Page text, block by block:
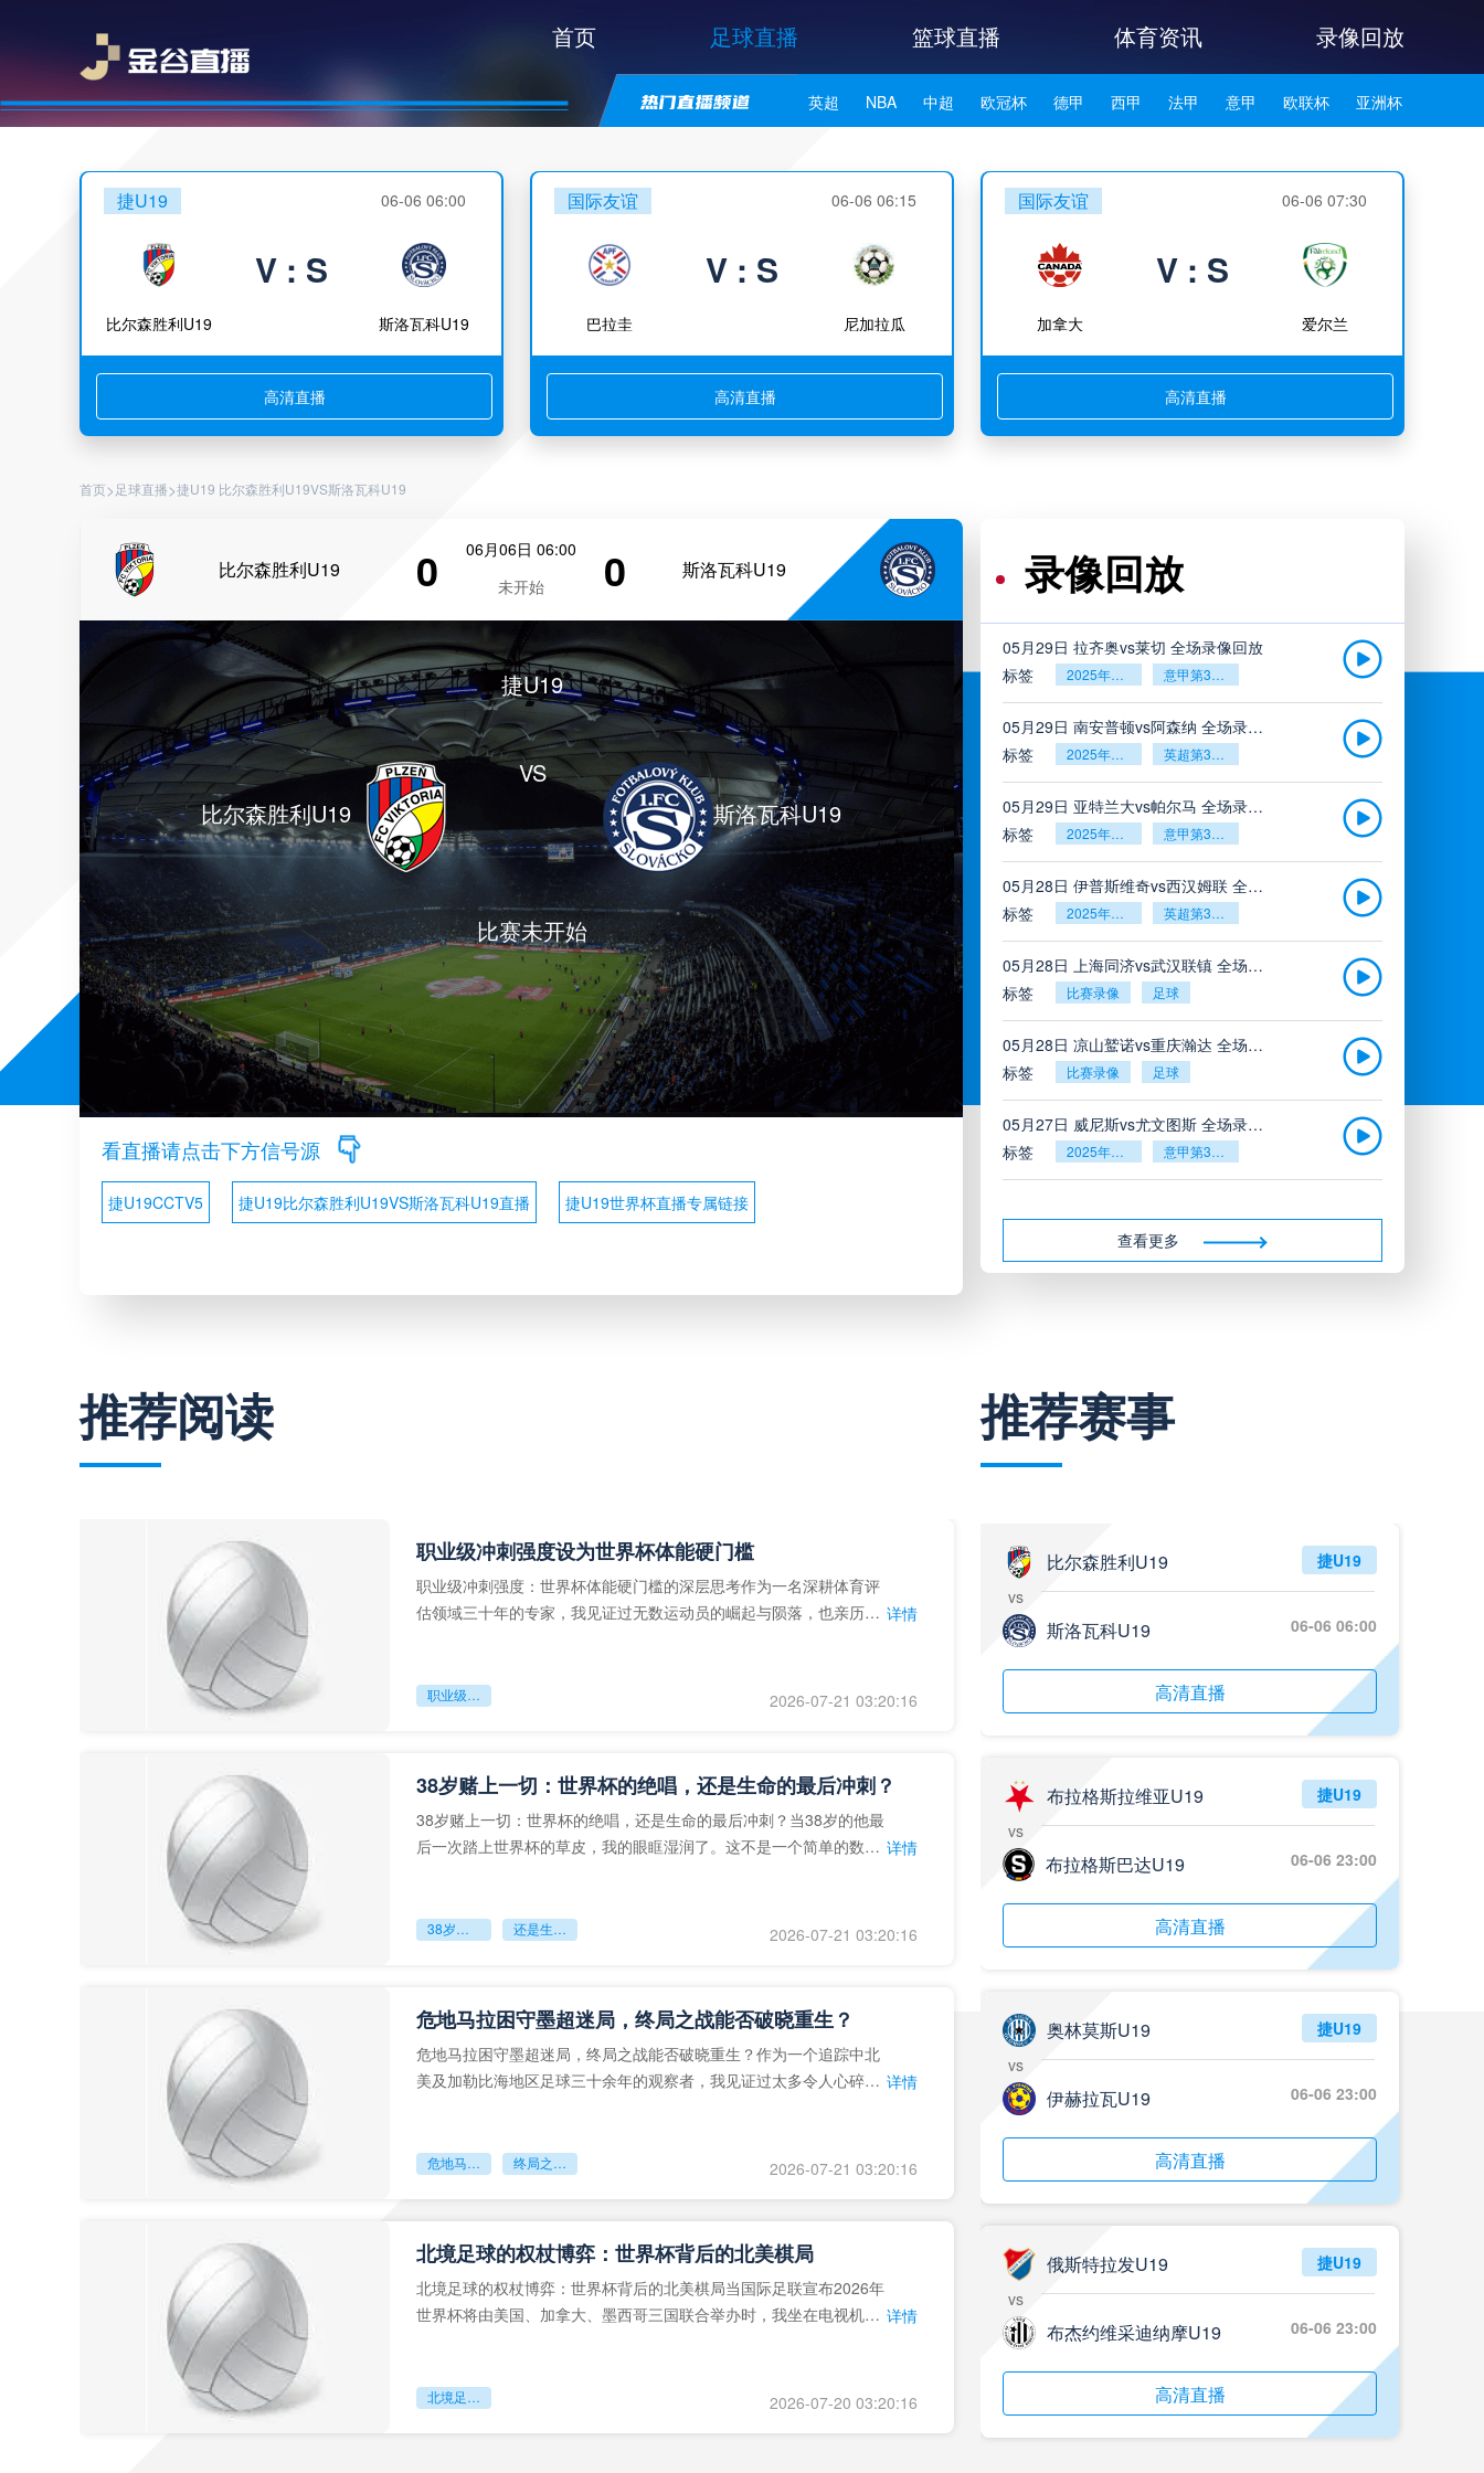
首页 足球直播 篮球直播 体育资讯 录像回放
英超 NBA 中超 欧冠杯 德甲 西甲 法甲 意甲 欧联杯 亚洲杯
捷U19 06-06 06:00
比尔森胜利U19
V : S
斯洛瓦科U19
高清直播
国际友谊 06-06 06:15
巴拉圭
V : S
尼加拉瓜
高清直播
国际友谊 06-06 07:30
加拿大
V : S
爱尔兰
高清直播
首页> 足球直播>捷U19 比尔森胜利U19VS斯洛瓦科U19
比尔森胜利U19 0
06月06日 06:00
未开始
0 斯洛瓦科U19
比尔森胜利U19
捷U19
VS
比赛未开始
斯洛瓦科U19
看直播请点击下方信号源
捷U19CCTV5 捷U19比尔森胜利U19VS斯洛瓦科U19直播 捷U19世界杯直播专属链接
录像回放
05月29日 拉齐奥vs莱切 全场录像回放
标签
2025年5月26日 意甲第38轮
05月29日 南安普顿vs阿森纳 全场录像回放
标签
2025年5月26日 英超第38轮
05月29日 亚特兰大vs帕尔马 全场录像回放
标签
2025年5月26日 意甲第38轮
05月28日 伊普斯维奇vs西汉姆联 全场录像回放
标签
2025年5月26日 英超第38轮
05月28日 上海同济vs武汉联镇 全场录像
标签
比赛录像 足球
05月28日 凉山鹫诺vs重庆瀚达 全场录像
标签
比赛录像 足球
05月27日 威尼斯vs尤文图斯 全场录像回放
标签
2025年5月26日 意甲第38轮
标签
比赛录像 西甲
05月26日 AC米兰vs蒙扎全场录像回放
标签
标签
标签
2025年5月24日
标签
欧联杯决赛
标签
2025年5月23日
标签
2024年5月21日
标签
2024年5月21日 足协杯第3轮
标签
2024年5月21日
标签
比赛录像
标签
比赛录像 成都蓉城
标签
2025年5月21日
标签
比赛录像 北京国安
05月22日 水晶宫vs狼队 全场录像回放
查看更多
推荐阅读
职业级冲刺强度设为世界杯体能硬门槛
职业级冲刺强度：世界杯体能硬门槛的深层思考作为一名深耕体育评
估领域三十年的专家，我见证过无数运动员的崛起与陨落，也亲历了 详情
职业级冲刺强度设为世界杯体能硬门槛 2026-07-21 03:20:16
38岁赌上一切：世界杯的绝唱，还是生命的最后冲刺？
38岁赌上一切：世界杯的绝唱，还是生命的最后冲刺？当38岁的他最
后一次踏上世界杯的草皮，我的眼眶湿润了。这不是一个简单的数
详情
38岁赌上一切：世界杯的绝唱 还是生命的最后冲刺？ 2026-07-21 03:20:16
危地马拉困守墨超迷局，终局之战能否破晓重生？
危地马拉困守墨超迷局，终局之战能否破晓重生？作为一个追踪中北
美及加勒比海地区足球三十余年的观察者，我见证过太多令人心碎的 详情
危地马拉困守墨超迷局 终局之战能否破晓重生？ 2026-07-21 03:20:16
北境足球的权杖博弈：世界杯背后的北美棋局
北境足球的权杖博弈：世界杯背后的北美棋局当国际足联宣布2026年
世界杯将由美国、加拿大、墨西哥三国联合举办时，我坐在电视机
详情
北境足球的权杖博弈：世界杯背后的北美棋局 2026-07-20 03:20:16
推荐赛事
比尔森胜利U19
vs
斯洛瓦科U19
捷U19
06-06 06:00
高清直播
布拉格斯拉维亚U19
vs
布拉格斯巴达U19
捷U19
06-06 23:00
高清直播
奥林莫斯U19
vs
伊赫拉瓦U19
捷U19
06-06 23:00
高清直播
俄斯特拉发U19
vs
布杰约维采迪纳摩U19
捷U19
06-06 23:00
高清直播